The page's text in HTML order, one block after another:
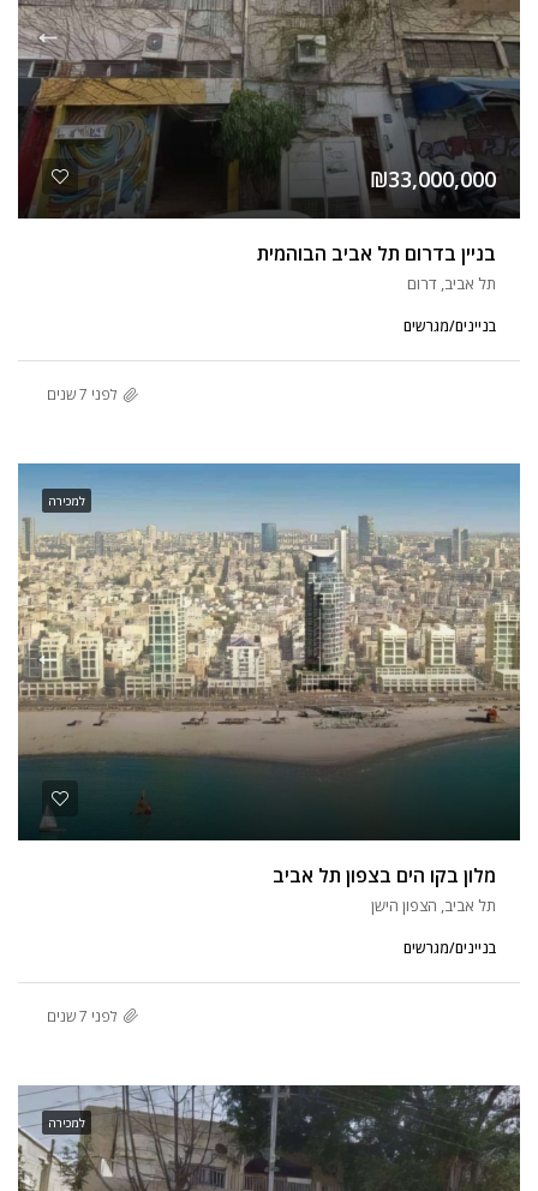
₪33,000,000
בניין בדרום תל אביב הבוהמית
תל אביב, דרום
בניינים/מגרשים
לפני 7 שנים
למכירה
מלון בקו הים בצפון תל אביב
תל אביב, הצפון הישן
בניינים/מגרשים
לפני 7 שנים
למכירה